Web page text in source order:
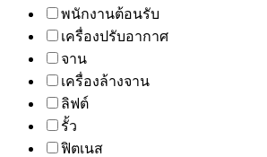
พนักงานต้อนรับ
เครื่องปรับอากาศ
จาน
เครื่องล้างจาน
ลิฟต์
รั้ว
ฟิตเนส